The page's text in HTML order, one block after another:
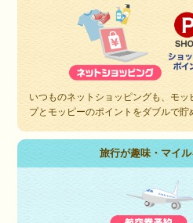
いつものネットショッピングも、モ
プとモッピーのポイントをダブルで貯
旅行が趣味・マイ